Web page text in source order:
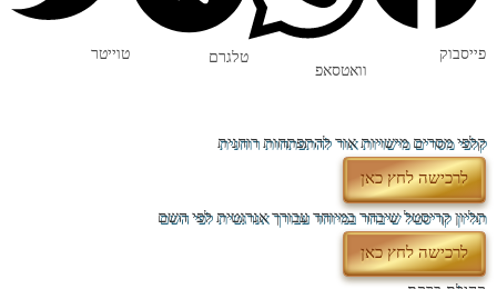
פייסבוק
וואטסאפ
טלגרם טוייטר
קלפי מסרים מישויות אור להתפתחות רוחנית
לרכישה לחץ כאן
תליון קריסטל שיבחר במיוחד עבורך אנרגטית לפי השם
לרכישה לחץ כאן